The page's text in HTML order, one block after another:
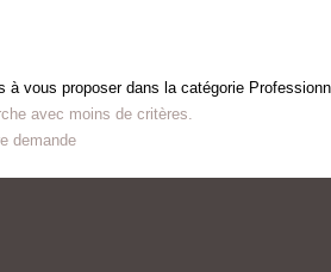
à vous proposer dans la catégorie
avec moins de critères.
demande